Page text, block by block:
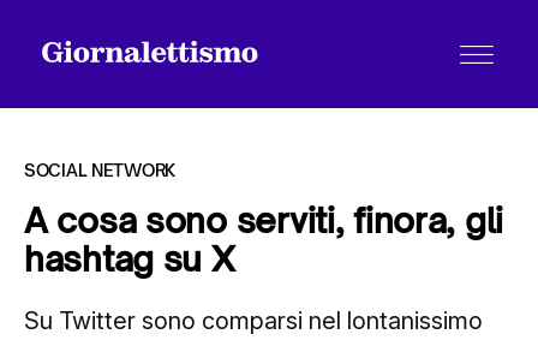
Tutti gli articoli
SOCIAL NETWORK
A cosa sono serviti, finora, gli
hashtag su X
Su Twitter sono comparsi nel lontanissimo